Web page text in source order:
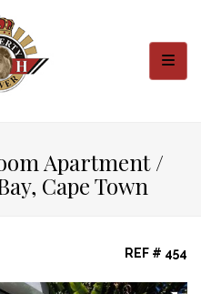
Apartment /
Cape Town
REF # 454